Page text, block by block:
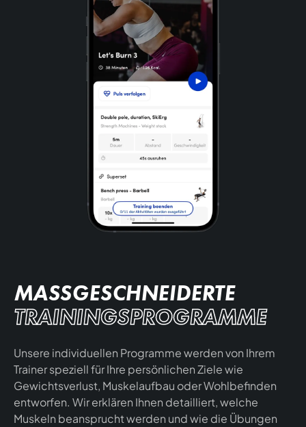
MASSGESCHNEIDERTE
TRAININGSPROGRAMME
Unsere individuellen Programme werden von Ihrem
Trainer speziell für Ihre persönlichen Ziele wie
Gewichtsverlust, Muskelaufbau oder Wohlbefinden
entworfen. Wir erklären Ihnen detailliert, welche
Muskeln beansprucht werden und wie die Übungen